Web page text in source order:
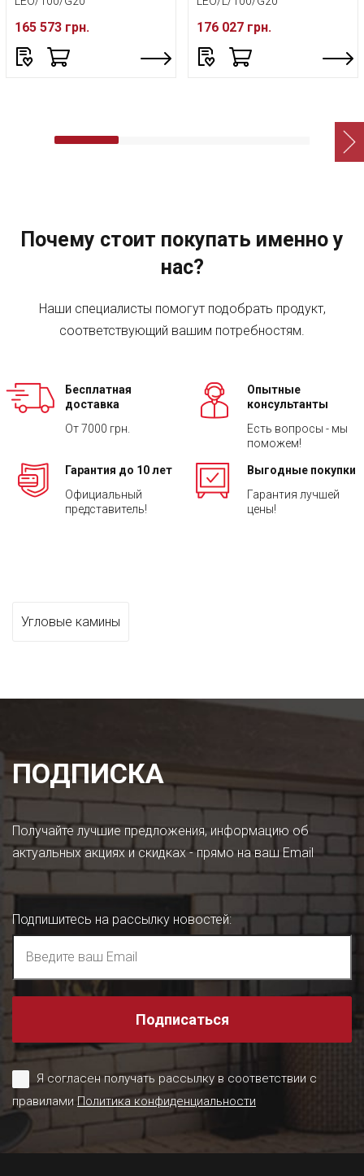
165 573 грн. 176 027 грн.
Почему стоит покупать именно у
нас?
Наши специалисты помогут подобрать продукт,
соответствующий вашим потребностям.
Бесплатная
доставка
От 7000 грн.
Опытные
консультанты
Есть вопросы - мы
поможем!
Гарантия до 10 лет
Официальный
представитель!
Выгодные покупки
Гарантия лучшей
цены!
Угловые камины
ПОДПИСКА
Получайте лучшие предложения, информацию об
актуальных акциях и скидках - прямо на ваш Email
Подпишитесь на рассылку новостей:
Подписаться
Я согласен получать рассылку в соответствии с
правиламиПолитика конфиденциальности